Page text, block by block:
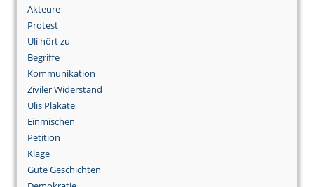
Akteure
Protest
Uli hört zu
Begriffe
Kommunikation
Ziviler Widerstand
Ulis Plakate
Einmischen
Petition
Klage
Gute Geschichten